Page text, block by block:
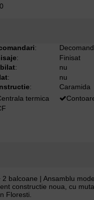
:
:
Finisat
:
nu
:
nu
:
Caramida
termica
balcoane | Ansamblu
constructie noua, cu
Floresti.